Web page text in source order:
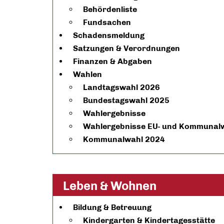
Behördenliste
Fundsachen
Schadensmeldung
Satzungen & Verordnungen
Finanzen & Abgaben
Wahlen
Landtagswahl 2026
Bundestagswahl 2025
Wahlergebnisse
Wahlergebnisse EU- und
Kommunalwahl 2024
Leben & Wohnen
Bildung & Betreuung
Kindergarten & Kindertagesstätte